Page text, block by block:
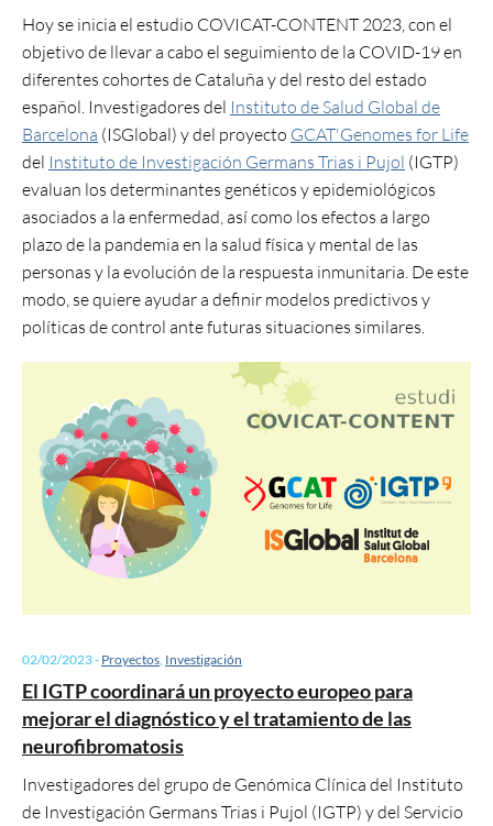
Hoy se inicia el estudio COVICAT-CONTENT 2023, con el
objetivo de llevar a cabo el seguimiento de la COVID-19 en
diferentes cohortes de Cataluña y del resto del estado
español. Investigadores del Instituto de Salud Global de
Barcelona (ISGlobal) y del proyecto GCAT'Genomes for Life
del Instituto de Investigación Germans Trias i Pujol (IGTP)
evaluan los determinantes genéticos y epidemiológicos
asociados a la enfermedad, así como los efectos a largo
plazo de la pandemia en la salud física y mental de las
personas y la evolución de la respuesta inmunitaria. De este
modo, se quiere ayudar a definir modelos predictivos y
políticas de control ante futuras situaciones similares.
02/02/2023- Proyectos Investigación
El IGTP coordinará un proyecto europeo para
mejorar el diagnóstico y el tratamiento de las
neurofibromatosis
Investigadores del grupo de Genómica Clínica del Instituto
de Investigación Germans Trias i Pujol (IGTP) y del Servicio